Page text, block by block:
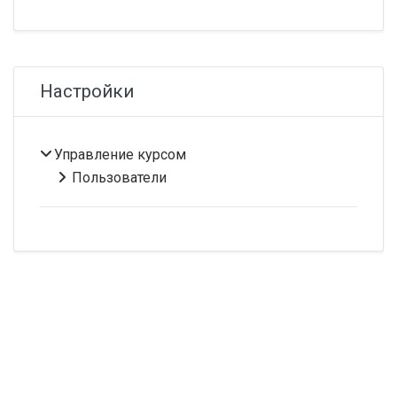
Настройки
Управление курсом
Пользователи